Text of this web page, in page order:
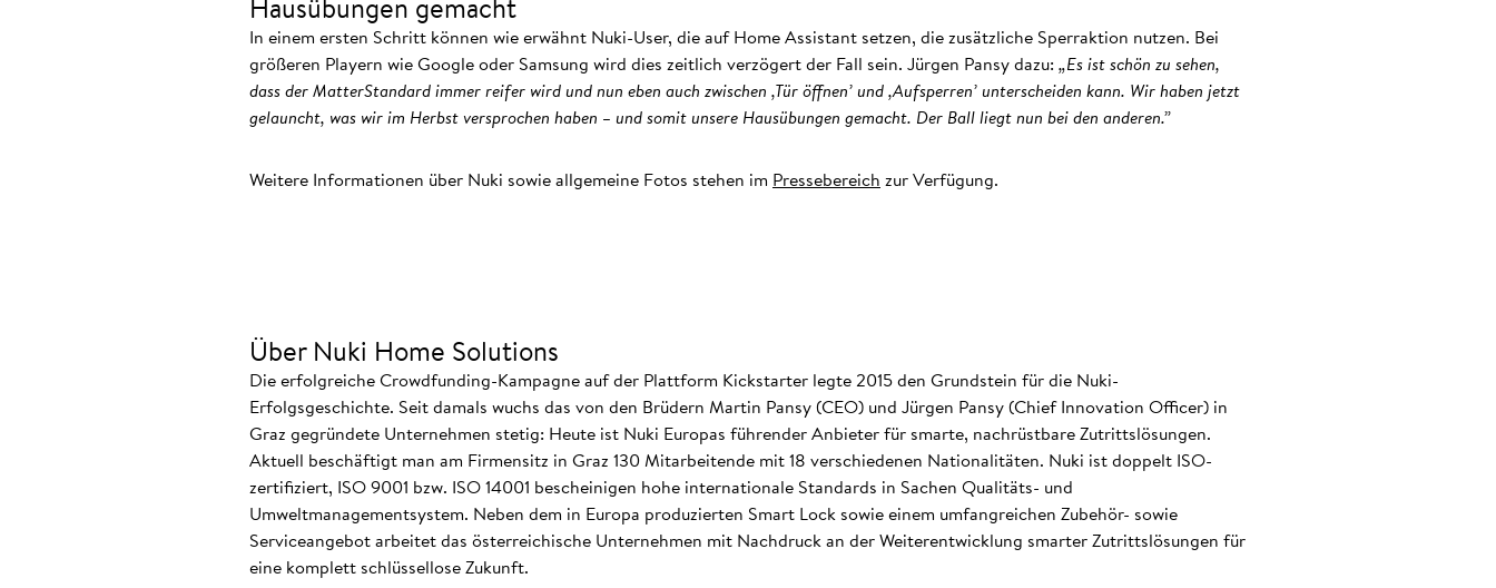
Hausübungen gemacht
In einem ersten Schritt können wie erwähnt Nuki-User, die auf Home Assistant setzen, die zusätzliche Sperraktion nutzen. Bei
größeren Playern wie Google oder Samsung wird dies zeitlich verzögert der Fall sein. Jürgen Pansy dazu: „Es ist schön zu sehen,
dass der MatterStandard immer reifer wird und nun eben auch zwischen ,Tür öffnen’ und ,Aufsperren’ unterscheiden kann. Wir haben jetzt
gelauncht, was wir im Herbst versprochen haben – und somit unsere Hausübungen gemacht. Der Ball liegt nun bei den anderen.”
Weitere Informationen über Nuki sowie allgemeine Fotos stehen im Pressebereich zur Verfügung.
Über Nuki Home Solutions
Die erfolgreiche Crowdfunding-Kampagne auf der Plattform Kickstarter legte 2015 den Grundstein für die Nuki-
Erfolgsgeschichte. Seit damals wuchs das von den Brüdern Martin Pansy (CEO) und Jürgen Pansy (Chief Innovation Officer) in
Graz gegründete Unternehmen stetig: Heute ist Nuki Europas führender Anbieter für smarte, nachrüstbare Zutrittslösungen.
Aktuell beschäftigt man am Firmensitz in Graz 130 Mitarbeitende mit 18 verschiedenen Nationalitäten. Nuki ist doppelt ISO-
zertifiziert, ISO 9001 bzw. ISO 14001 bescheinigen hohe internationale Standards in Sachen Qualitäts- und
Umweltmanagementsystem. Neben dem in Europa produzierten Smart Lock sowie einem umfangreichen Zubehör- sowie
Serviceangebot arbeitet das österreichische Unternehmen mit Nachdruck an der Weiterentwicklung smarter Zutrittslösungen für
eine komplett schlüssellose Zukunft.